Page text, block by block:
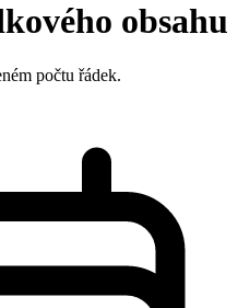
obsahu
počtu řádek.